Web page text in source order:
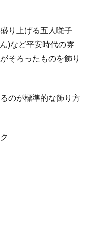
り上げる五人囃子
)など平安時代の雰
そろったものを飾り
のが標準的な飾り方